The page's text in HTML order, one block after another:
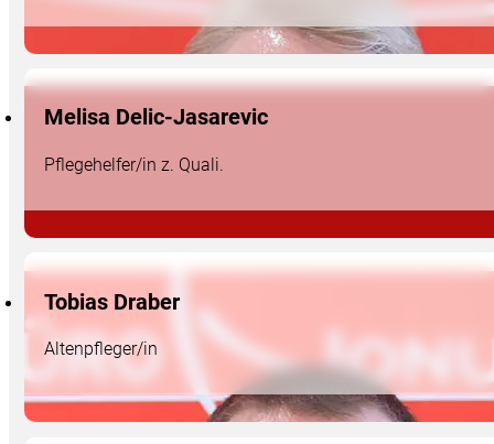
Melisa Delic-Jasarevic
Pflegehelfer/in z. Quali.
Tobias Draber
Altenpfleger/in